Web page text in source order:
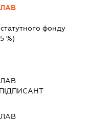
фонду
%)
ПІДПИСАНТ